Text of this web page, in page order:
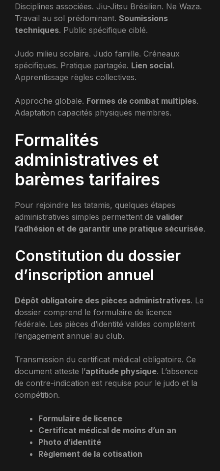
Disciplines associées. Jiu-Jitsu Brésilien. Ne Waza.
Travail au sol prédominant. Soumissions
techniques. Public spécifique ciblé.
Judo milieu scolaire. Judo famille. Créneaux
spécifiques. Pratique partagée. Lien social.
Apprentissage règles collectives.
Approche globale. Formes de combat multiples.
Adaptation capacités physiques membres.
Formalités
administratives et
barèmes tarifaires
Pour rejoindre les tatamis, quelques étapes
administratives simples permettent de valider
l’adhésion et de garantir une pratique sécurisée.
Constitution du dossier
d’inscription annuel
Dépôt obligatoire des pièces administratives. Le
dossier comprend le formulaire de licence
fédérale. Les pièces d’identité valides complètent
l’engagement annuel au club.
Transmission du certificat médical obligatoire. Ce
document atteste l’aptitude physique. L’absence
de contre-indication est requise pour le judo et la
compétition.
Formulaire de licence
Certificat médical de moins d’un an
Photo d’identité
Règlement de la cotisation